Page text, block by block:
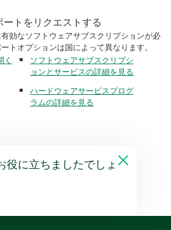
トをリクエストする
効なソフトウェアサブスクリプションが必
トオプションは国によって異なります。
く
ソフトウェアサブスクリプシ
ョンとサービスの詳細を見る
ハードウェアサービスプログ
ラムの詳細を見る
役に立ちましたでしょ